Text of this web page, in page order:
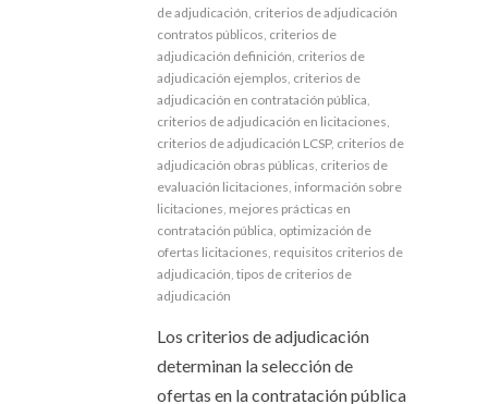
de adjudicación, criterios de adjudicación
contratos públicos, criterios de
adjudicación definición, criterios de
adjudicación ejemplos, criterios de
adjudicación en contratación pública,
criterios de adjudicación en licitaciones,
criterios de adjudicación LCSP, criterios de
adjudicación obras públicas, criterios de
evaluación licitaciones, información sobre
licitaciones, mejores prácticas en
contratación pública, optimización de
ofertas licitaciones, requisitos criterios de
adjudicación, tipos de criterios de
adjudicación
Los criterios de adjudicación
determinan la selección de
ofertas en la contratación pública